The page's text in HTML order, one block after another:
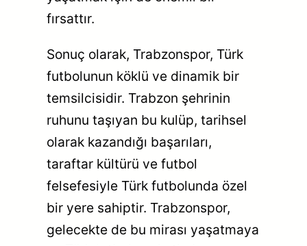
fırsattır.
Sonuç olarak, Trabzonspor, Türk
futbolunun köklü ve dinamik bir
temsilcisidir. Trabzon şehrinin
ruhunu taşıyan bu kulüp, tarihsel
olarak kazandığı başarıları,
taraftar kültürü ve futbol
felsefesiyle Türk futbolunda özel
bir yere sahiptir. Trabzonspor,
gelecekte de bu mirası yaşatmaya